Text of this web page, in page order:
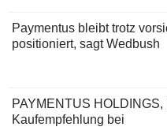
Paymentus bleibt trotz
positioniert, sagt Wedbush
PAYMENTUS
Kaufempfehlung bei